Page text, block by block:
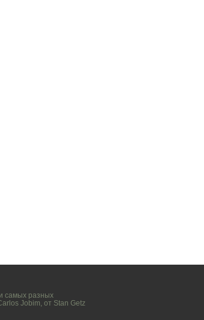
самых разных
Jobim, от Stan Getz